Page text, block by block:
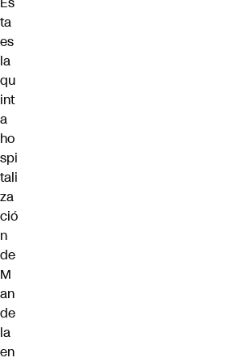
ta
es
la
qu
int
a
ho
spi
tali
za
ció
n
de
M
an
de
la
en